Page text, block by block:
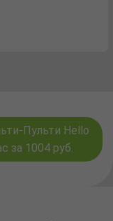
Пульти Hello
за 1004 руб.